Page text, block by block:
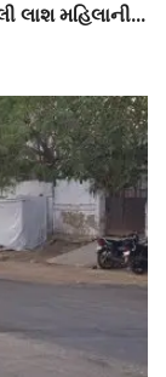
લાશ મહિલાની...